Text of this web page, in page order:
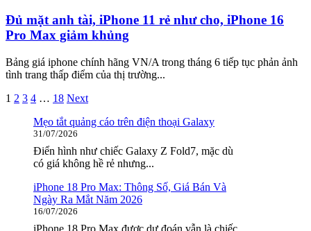
Đủ mặt anh tài, iPhone 11 rẻ như cho, iPhone 16
Pro Max giảm khủng
Bảng giá iphone chính hãng VN/A trong tháng 6 tiếp tục phản ảnh
tình trang thấp điểm của thị trường...
Phân
trang
1 2 3 4 … 18 Next
Mẹo tắt quảng cáo trên điện thoại Galaxy
31/07/2026
Điển hình như chiếc Galaxy Z Fold7, mặc dù
có giá không hề rẻ nhưng...
iPhone 18 Pro Max: Thông Số, Giá Bán Và
Ngày Ra Mắt Năm 2026
16/07/2026
iPhone 18 Pro Max được dự đoán vẫn là chiếc